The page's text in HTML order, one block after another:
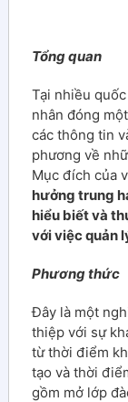
Tổng quan
Tại nhiều
nhân đóng
các thông tin
phương về
Mục đích của
hưởng trung
hiểu biết và
với việc quản
Phươngthức
Đây là một
thiệp với sự
từ thời điểm
tạo và thời
gồm mở lớp